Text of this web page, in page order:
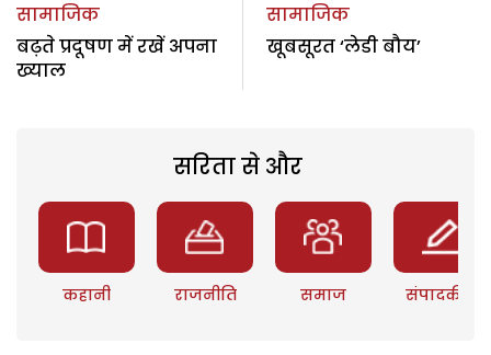
सामाजिक
बढ़ते प्रदूषण में रखें अपना
ख्याल
सामाजिक
खूबसूरत ‘लेडी बौय’
सरिता से और
कहानी राजनीति समाज संपादकीय